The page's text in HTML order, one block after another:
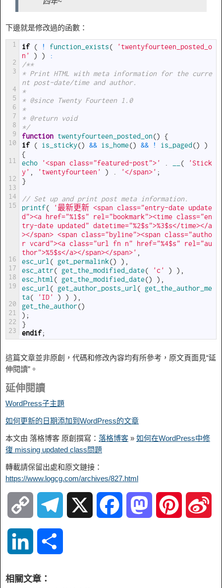
下邊就是修改過的函數：
1
2
3
4
5
6
7
8
9
10
11
12
13
14
15
16
17
18
19
20
21
22
23
if ( ! function_exists(
'twentyfourteen_posted_o
n'
) )
:
/**
* Print HTML with meta information for the curre
nt post-date/time and author.
*
* @since Twenty Fourteen 1.0
*
* @return void
*/
function twentyfourteen_posted_on()
{
if
( is_sticky() && is_home() && ! is_paged ()
)
{
echo
'<span class="featured-post">' (
'Stick
y'
'twentyfourteen' ) '</span>' ;
}
// Set up and print post meta information.
printf(
'最新更新 <span class="entry-date update
d"><a href="%1$s" rel="bookmark"><time class="en
try-date updated" datetime="%2$s">%3$s</time></a
></span> <span class="byline"><span class="autho
r vcard"><a class="url fn n" href="%4$s" rel="au
thor">%5$s</a></span></span>'
esc_url ( get_permalink() )
esc_attr( get_the_modified_date( 'c' ) )
esc_html ( get_the_modified_date() )
esc_url ( get_author_posts_url (
get_the_author_me
ta( 'ID' ) ) )
get_the_author()
) ;
}
endif;
這篇文章並非原創，代碼和修改內容均有所參考，原文頁面見“延
伸閱讀”。
延伸閱讀
WordPress子主題
如何更新的日期添加到WordPress的文章
本文由 落格博客 原創撰寫： 落格博客 » 如何在WordPress中修
復 missing updated class問題
轉載請保留出處和原文鏈接：
https://www.logcg.com/archives/827.html
o
y
相關文章：